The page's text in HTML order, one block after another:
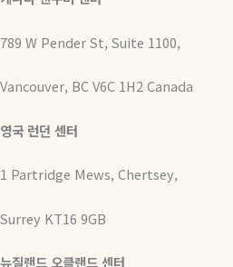
789 W Pender St, Suite 1100,
Vancouver, BC V6C 1H2 Canada
영국 런던 센터
1 Partridge Mews, Chertsey,
Surrey KT16 9GB
뉴질랜드 오클랜드 센터